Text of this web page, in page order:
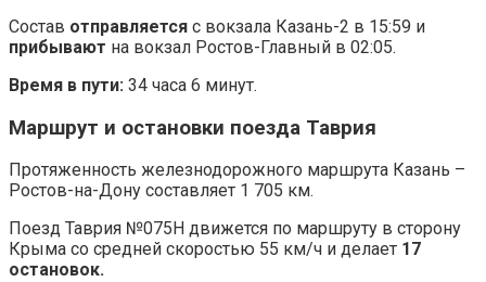
Состав отправляется с вокзала Казань-2 в 15:59 и
прибывают на вокзал Ростов-Главный в 02:05.
Время в пути: 34 часа 6 минут.
Маршрут и остановки поезда Таврия
Протяженность железнодорожного маршрута Казань –
Ростов-на-Дону составляет 1 705 км.
Поезд Таврия №075Н движется по маршруту в сторону
Крыма со средней скоростью 55 км/ч и делает 17
остановок.